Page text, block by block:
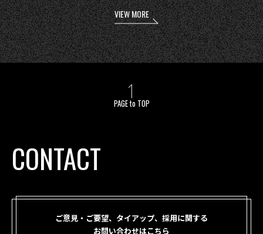
VIEW MORE
PAGE to TOP
CONTACT
ご意見・ご要望、タイアップ、採用に関する
お問い合わせはこちら